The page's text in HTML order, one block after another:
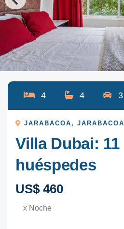
4 4 3
JARABACOA ,JARABACOA
Villa Dubai: 11
huéspedes
US$ 460
x Noche